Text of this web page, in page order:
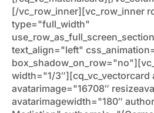
[/vc_row_inner][vc_row_inner
type="full_width"
text_align="left"
width="1/
avatarimage="16708″
avatarimagewidth="180″